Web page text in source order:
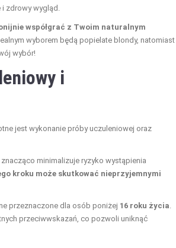
zdrowy wygląd.
współgrać z Twoim naturalnym
wyborem będą popielate blondy, natomiast
wybór!
i
jest wykonanie próby uczuleniowej oraz
, znacząco minimalizuje ryzyko wystąpienia
kroku może skutkować nieprzyjemnymi
przeznaczone dla osób poniżej 16 roku życia
przeciwwskazań, co pozwoli uniknąć